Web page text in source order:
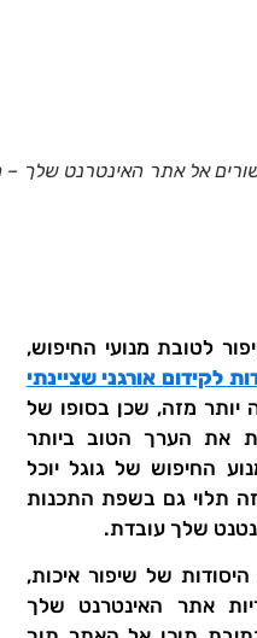
אל אתר האינטרנט שלך –
לטובת מנועי החיפוש,
של כל 4 היסודות לקידום אורגני שציינתי
יותר מזה, שכן בסופו של
את הערך הטוב ביותר
החיפוש של גוגל יוכל
תלוי גם בשפת התכנות
שלך עובדת.
אבל אין ספק שעמידה בכל 4 היסודות של שיפור איכות,
אתר האינטרנט שלך